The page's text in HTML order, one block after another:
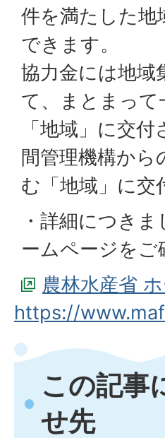
件を満たした地
できます。
協力金には地域
て、まとまって
「地域」に交
間管理機構から
む「地域」に交
・詳細につき
ームページをご
農林水産省
https://
この記事
せ先